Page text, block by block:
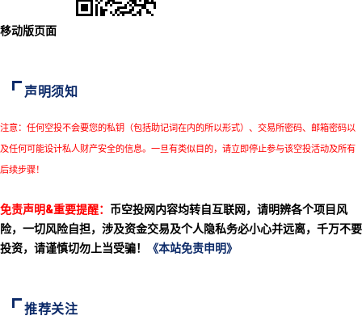
移动版页面
声明须知
注意：任何空投不会要您的私钥（包括助记词在内的所以形式）、交易所密码、邮箱密码以
及任何可能设计私人财产安全的信息。一旦有类似目的，请立即停止参与该空投活动及所有
后续步骤！
免责声明&重要提醒： 币空投网内容均转自互联网，请明辨各个项目风
险，一切风险自担，涉及资金交易及个人隐私务必小心并远离，千万不要
投资，请谨慎切勿上当受骗！
《本站免责申明》
推荐关注